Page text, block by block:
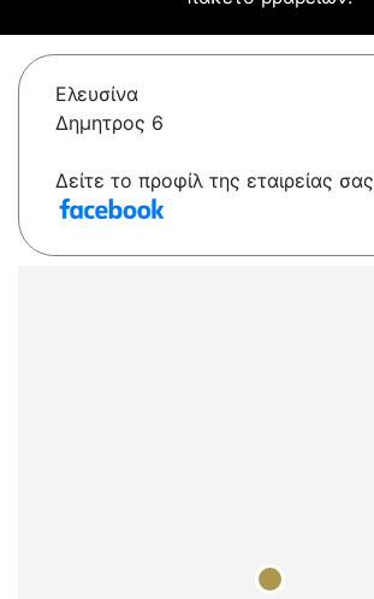
Ελευσίνα
Δημητρος 6
Δείτε το προφίλ της εταιρείας σας